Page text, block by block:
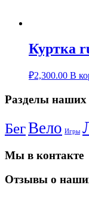
Куртка
₽2,300.00 В
Разделы наших
БегВело Игры
Мы в контакте
Отзывы о